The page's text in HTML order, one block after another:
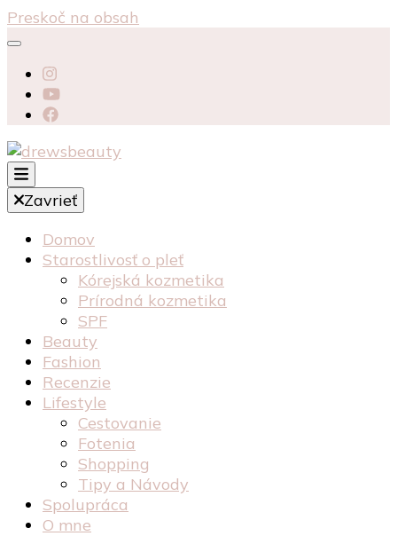
Preskoč na obsah
drewsbeauty
starostlivosť péče o pleť recenzia recenze
kosmetika kozmetika
Zavrieť
Domov
Starostlivosť o pleť
Kórejská kozmetika
Prírodná kozmetika
SPF
Beauty
Fashion
Recenzie
Lifestyle
Cestovanie
Fotenia
Shopping
Tipy a Návody
Spolupráca
O mne